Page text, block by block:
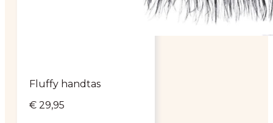
Fluffy handtas
€ 29,95